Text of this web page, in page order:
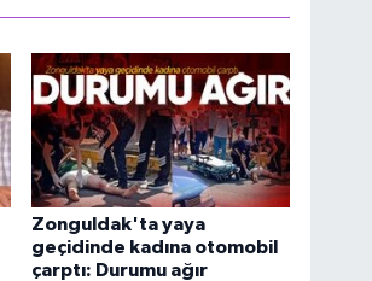
Zonguldak'ta yaya
geçidinde kadına otomobil
çarptı: Durumu ağır